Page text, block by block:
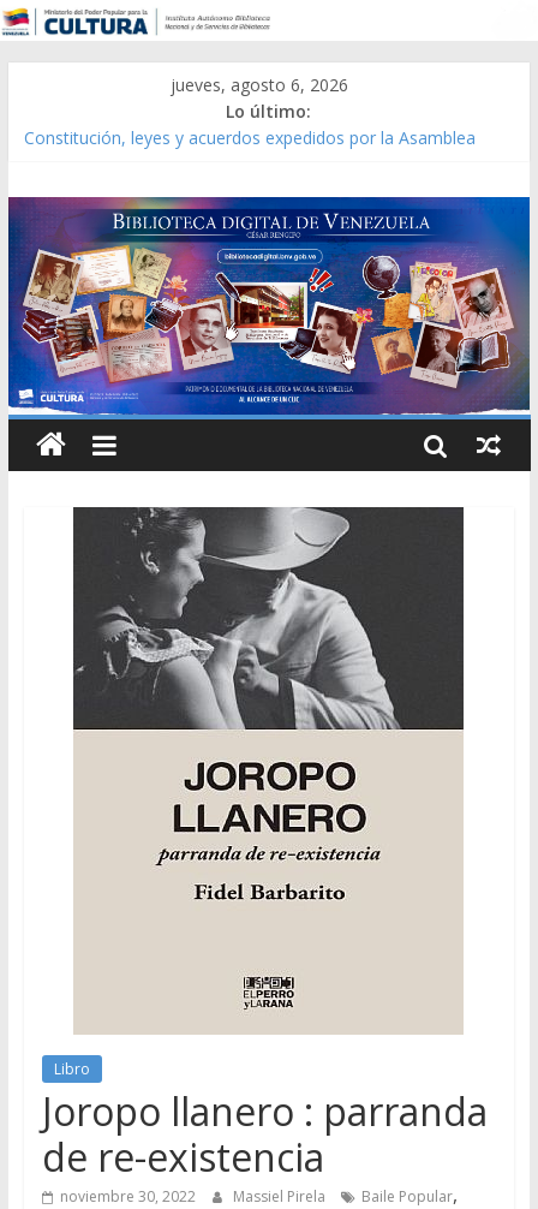
jueves, agosto 6, 2026
Lo último:
Constitución, leyes y acuerdos expedidos por la Asamblea
Modesta Bor Sánchez [material gráfico]
Gaceta Oficial de la República de Venezuela año CXXXIII Mes V,
Caracas 09 de marzo de 2006 N° 38.394
Catálogo temático de obras de Modesta Bor
Libro
Joropo llanero : parranda
de re-existencia
noviembre 30, 2022 Massiel Pirela Baile Popular,